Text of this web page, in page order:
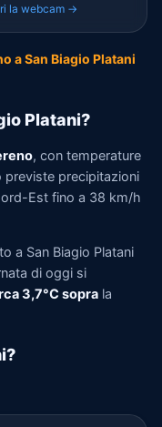
la webcam →
a San Biagio Platani
Platani?
, con temperature
previste precipitazioni
Est fino a 38 km/h
a San Biagio Platani
di oggi si
3,7°C sopra la